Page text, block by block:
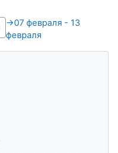
→07 февраля - 13
февраля